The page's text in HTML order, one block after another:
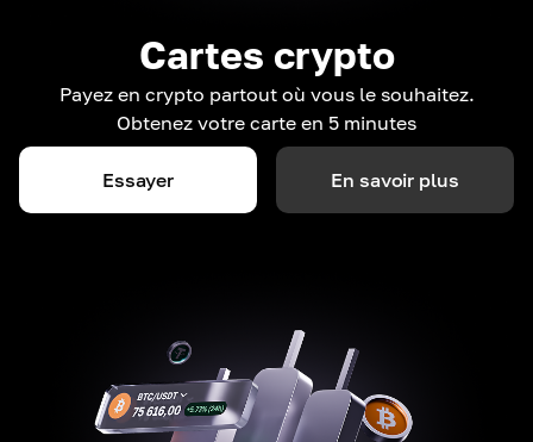
Cartes crypto
Payez en crypto partout où vous le souhaitez.
Obtenez votre carte en 5 minutes
Essayer En savoir plus